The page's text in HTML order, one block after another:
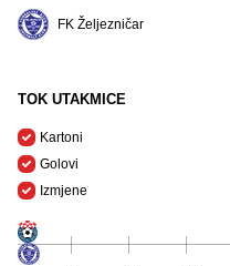
FK Željezničar
TOK UTAKMICE
Kartoni
Golovi
Izmjene